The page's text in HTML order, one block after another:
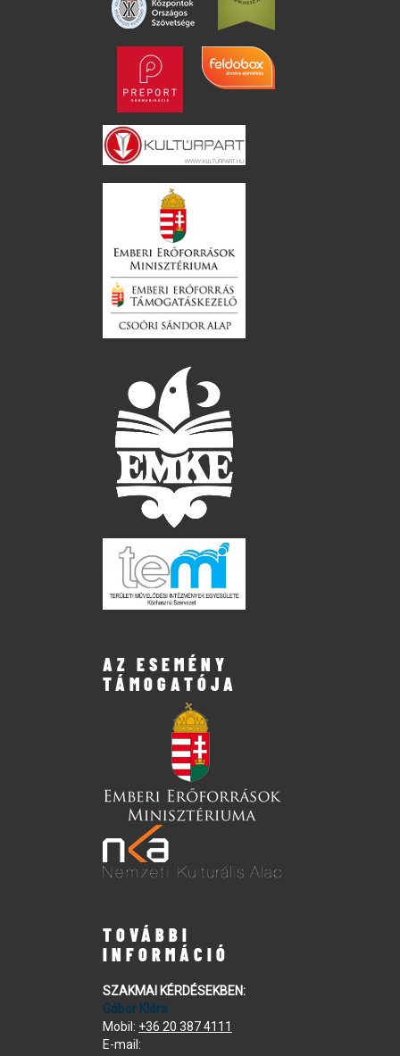
AZ ESEMÉNY
TÁMOGATÓJA
TOVÁBBI
INFORMÁCIÓ
SZAKMAI KÉRDÉSEKBEN:
Gábor Klára
Mobil: +36 20 387 4111
E-mail: